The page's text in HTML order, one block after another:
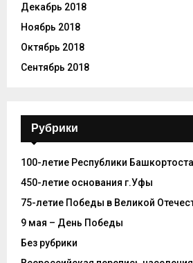
Декабрь 2018
Ноябрь 2018
Октябрь 2018
Сентябрь 2018
Рубрики
100-летие Республики
450-летие основания г.Уфы
75-летие Победы в Великой
9 мая – День Победы
Без рубрики